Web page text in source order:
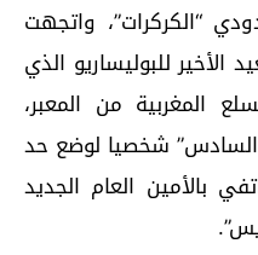
“الكركرات”، واتجهت
الأخير للبوليساريو الذي
المغربية من المعبر،
السادس” شخصيا لوضع حد
بالأمين العام الجديد